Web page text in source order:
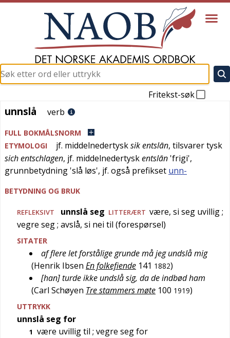
Fritekst-søk
unnslå
unnslå verb
FULL BOKMÅLSNORM
ETYMOLOGI
jf. middelnedertysksik entslān, tilsvarertysk
sich entschlagen, jf. middelnedertyskentslān 'frigi',
grunnbetydning 'slå løs', jf. også prefikset unn-
BETYDNING OG BRUK
REFLEKSIVT unnslå seg LITTERÆRT være, si seg uvillig;
vegre seg; avslå, si nei til (forespørsel)
SITATER
af flere let forstålige grunde må jeg undslå mig
(Henrik Ibsen En folkefiende 141 1882)
[han] turde ikke undslå sig, da de indbød ham
(Carl Schøyen Tre stammers møte 100 1919)
UTTRYKK
unnslå seg for
1 være uvillig til ; vegre seg for